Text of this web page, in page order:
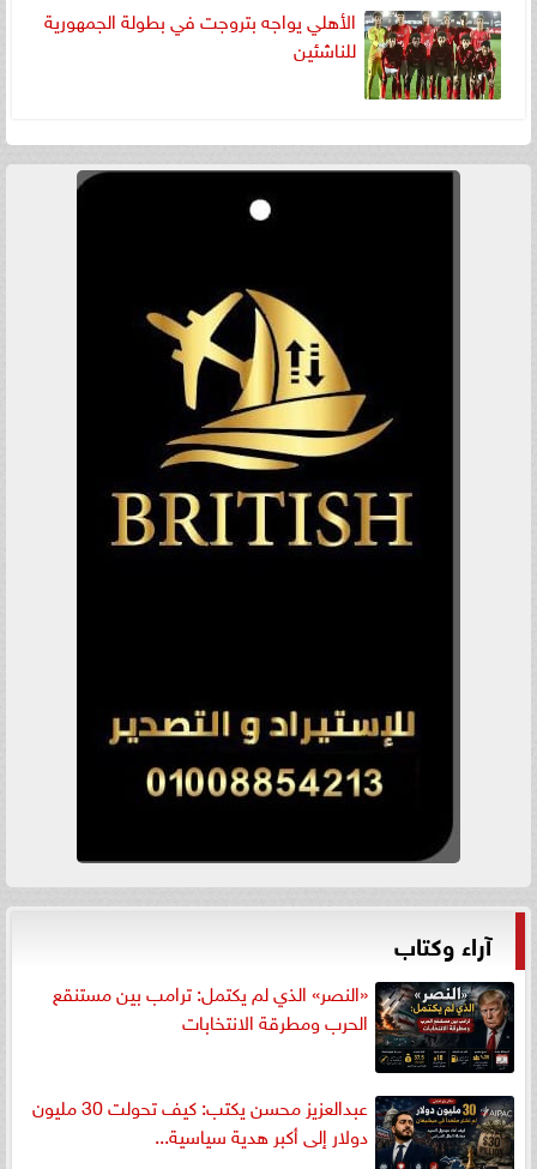
الأهلي يواجه بتروجت في بطولة الجمهورية
للناشئين
آراء وكتاب
«النصر» الذي لم يكتمل: ترامب بين مستنقع
الحرب ومطرقة الانتخابات
عبدالعزيز محسن يكتب: كيف تحولت 30 مليون
دولار إلى أكبر هدية سياسية...